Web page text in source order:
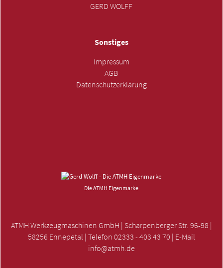
GERD WOLFF
Sonstiges
Impressum
AGB
Datenschutzerklärung
Die ATMH Eigenmarke
ATMH Werkzeugmaschinen GmbH | Scharpenberger Str. 96-98 |
58256 Ennepetal | Telefon 02333 - 403 43 70 | E-Mail
info@atmh.de